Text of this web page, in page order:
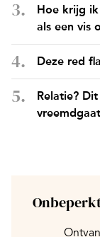
Hoe krijg
als een vis
Deze red
Relatie?
vreemdgaat